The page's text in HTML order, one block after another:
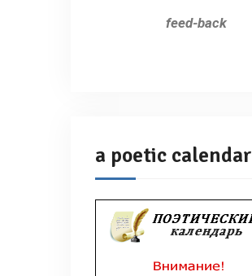
feed-back
a poetic calendar